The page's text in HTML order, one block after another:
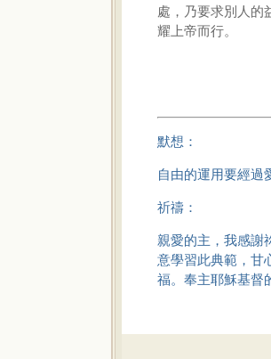
處，乃要求別人
耀上帝而行。
默想：
自由的運用要經過
祈禱：
親愛的主，我感謝
意學習此典範，甘
福。奉主耶穌基督